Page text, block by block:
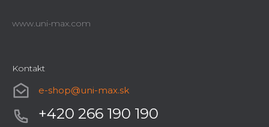
www.uni-max.com
Kontakt
e-shop@uni-max.sk
+420 266 190 190